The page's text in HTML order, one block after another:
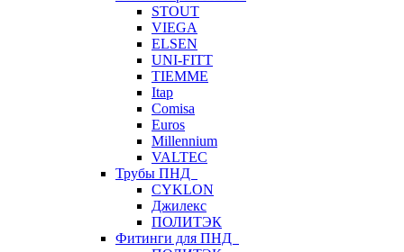
STOUT
VIEGA
ELSEN
UNI-FITT
TIEMME
Itap
Comisa
Euros
Millennium
VALTEC
Трубы ПНД
CYKLON
Джилекс
ПОЛИТЭК
Фитинги для ПНД